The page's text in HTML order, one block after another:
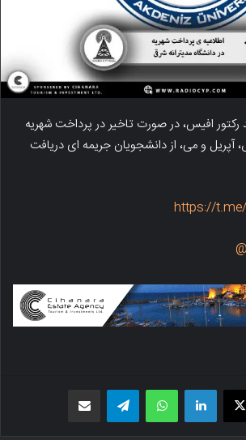
افیس، در صورت تاخیر در پرداخت شهریه
آپریل و می، از دانشجویان جریمه ای دریافت
https://
X لینکدین واتس اپ تلگرام